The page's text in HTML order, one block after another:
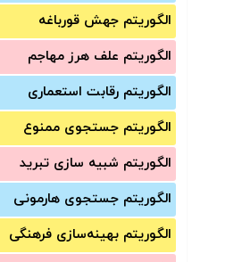
الگوریتم جهش قورباغه
الگوریتم علف هرز مهاجم
الگوریتم رقابت استعماری
الگوریتم جستجوی ممنوع
الگوریتم شبیه سازی تبرید
الگوریتم جستجوی هارمونی
الگوریتم بهینه‌سازی فرهنگی